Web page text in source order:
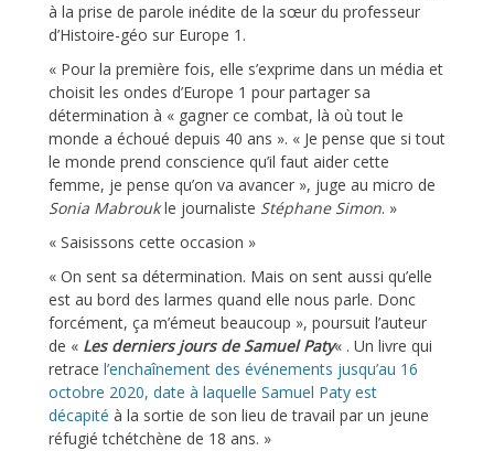
à la prise de parole inédite de la sœur du professeur
d’Histoire-géo sur Europe 1.
« Pour la première fois, elle s’exprime dans un média et
choisit les ondes d’Europe 1 pour partager sa
détermination à « gagner ce combat, là où tout le
monde a échoué depuis 40 ans ». « Je pense que si tout
le monde prend conscience qu’il faut aider cette
femme, je pense qu’on va avancer », juge au micro de
Sonia Mabroukle journaliste Stéphane Simon. »
« Saisissons cette occasion »
« On sent sa détermination. Mais on sent aussi qu’elle
est au bord des larmes quand elle nous parle. Donc
forcément, ça m’émeut beaucoup », poursuit l’auteur
de « Les derniers jours de Samuel Paty« . Un livre qui
retrace l’enchaînement des événements jusqu’au 16
octobre 2020, date à laquelle Samuel Paty est
décapité à la sortie de son lieu de travail par un jeune
réfugié tchétchène de 18 ans. »